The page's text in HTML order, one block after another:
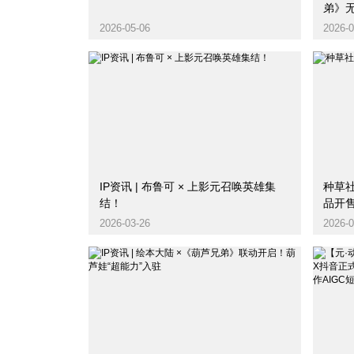
2026-05-06
弟》
2026-
IP资讯 | 布鲁可 × 上影元召唤英雄集
结！
2026-03-26
种草
品开
2026-